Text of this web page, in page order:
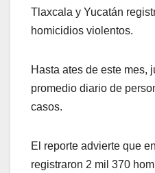
Tlaxcala y Yucatán
homicidios violentos.
Hasta ates de este mes,
promedio diario de
casos.
El reporte advierte que
registraron 2 mil 370